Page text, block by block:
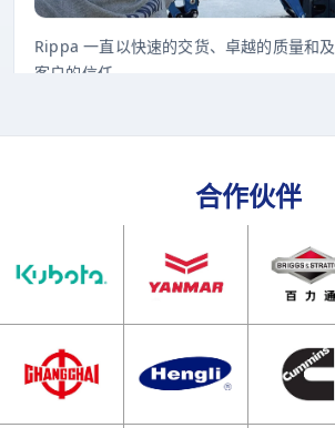
Rippa 一直以快速的交货、卓越的质量和
客户的信任。
合作伙伴